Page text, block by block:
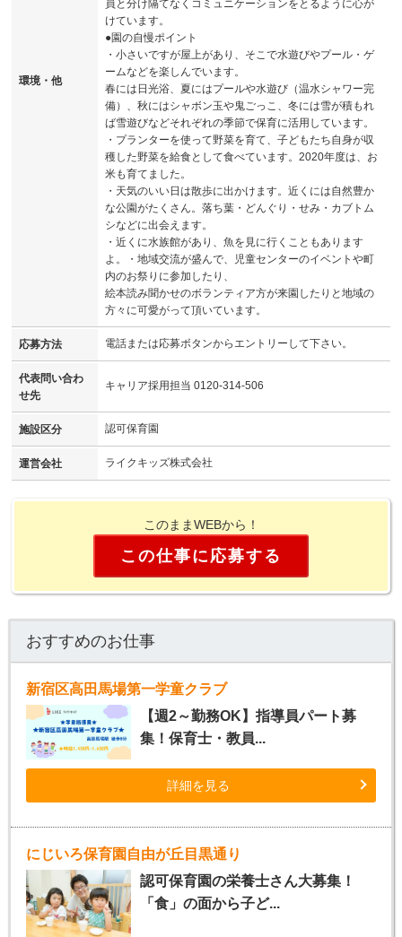
環境・他
員と分け隔てなくコミュニケーションをとるように心が
けています。
●園の自慢ポイント
・小さいですが屋上があり、そこで水遊びやプール・ゲ
ームなどを楽しんでいます。
春には日光浴、夏にはプールや水遊び（温水シャワー完
備）、秋にはシャボン玉や鬼ごっこ、冬には雪が積もれ
ば雪遊びなどそれぞれの季節で保育に活用しています。
・プランターを使って野菜を育て、子どもたち自身が収
穫した野菜を給食として食べています。2020年度は、お
米も育てました。
・天気のいい日は散歩に出かけます。近くには自然豊か
な公園がたくさん。落ち葉・どんぐり・せみ・カブトム
シなどに出会えます。
・近くに水族館があり、魚を見に行くこともあります
よ。・地域交流が盛んで、児童センターのイベントや町
内のお祭りに参加したり、
絵本読み聞かせのボランティア方が来園したりと地域の
方々に可愛がって頂いています。
応募方法 電話または応募ボタンからエントリーして下さい。
代表問い合わ
せ先
キャリア採用担当 0120-314-506
施設区分 認可保育園
運営会社 ライクキッズ株式会社
このままWEBから！
この仕事に応募する
おすすめのお仕事
新宿区高田馬場第一学童クラブ
【週2～勤務OK】指導員パート募
集！保育士・教員...
詳細を見る
にじいろ保育園自由が丘目黒通り
認可保育園の栄養士さん大募集！
「食」の面から子ど...